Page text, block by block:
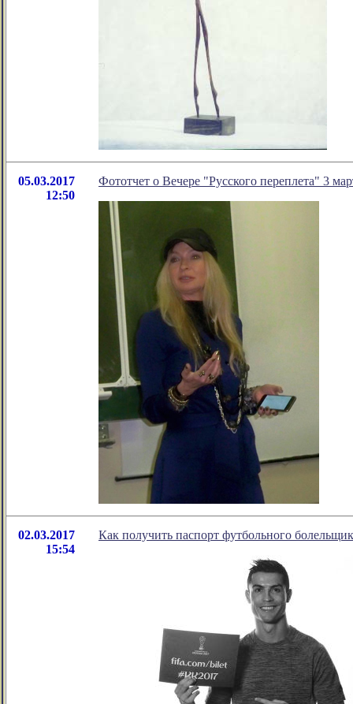
05.03.2017
12:50
Фототчет о Вечере "Русского переплета" 3
02.03.2017
15:54
Как получить паспорт футбольного